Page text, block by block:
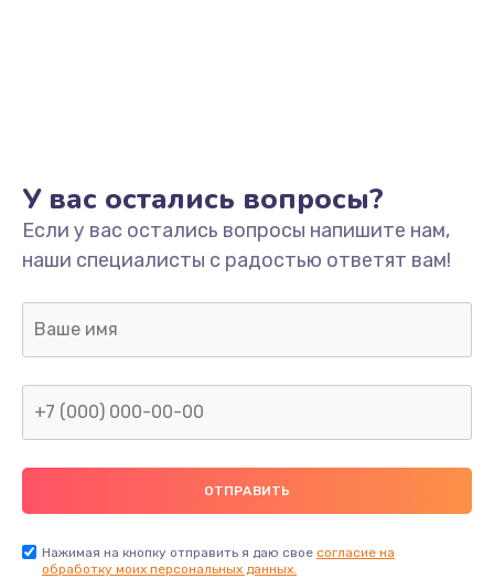
У вас остались вопросы?
Если у вас остались вопросы напишите нам,
наши специалисты с радостью ответят вам!
Нажимая на кнопку отправить я даю свое согласие на
обработку моих персональных данных.